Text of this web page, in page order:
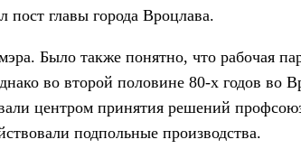
пост главы города Вроцлава.
Было также понятно, что рабочая
во второй половине 80-х годов во
центром принятия решений
подпольные производства.